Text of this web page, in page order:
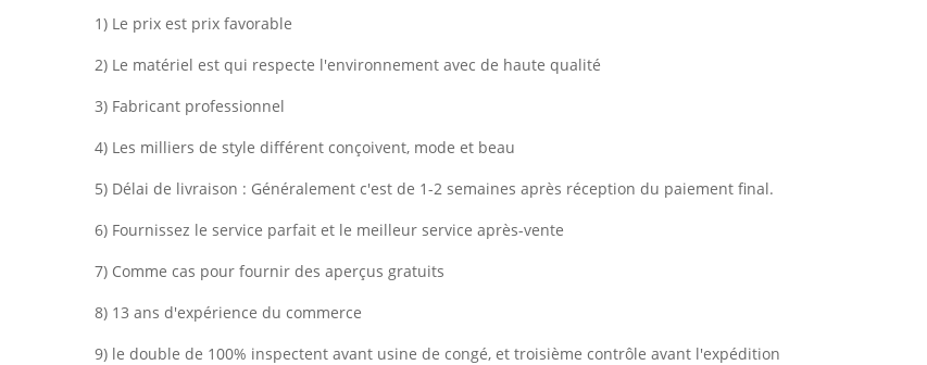
1) Le prix est prix favorable
2) Le matériel est qui respecte l'environnement avec de haute qualité
3) Fabricant professionnel
4) Les milliers de style différent conçoivent, mode et beau
5) Délai de livraison : Généralement c'est de 1-2 semaines après réception du paiement final.
6) Fournissez le service parfait et le meilleur service après-vente
7) Comme cas pour fournir des aperçus gratuits
8) 13 ans d'expérience du commerce
9) le double de 100% inspectent avant usine de congé, et troisième contrôle avant l'expédition